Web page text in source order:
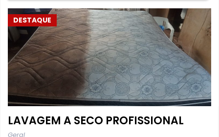
DESTAQUE
LAVAGEM A SECO PROFISSIONAL
Geral